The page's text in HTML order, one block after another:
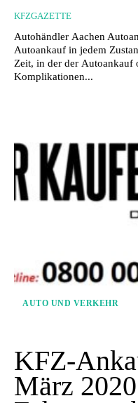
KFZGAZETTE
Autohändler Aachen
Autoankauf in jedem Zustand
Zeit, in der der Autoankauf
Komplikationen...
AUTO UND VERKEHR
KFZ-
März